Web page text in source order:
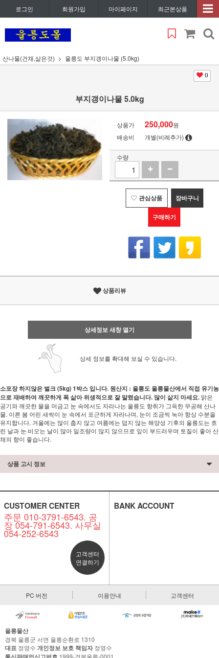
로그인 회원가입 마이페이지 최근본상품
산나물(건채,삶은것) 울릉도 부지갱이나물 (5.0kg)
0
부지갱이나물 5.0kg
상품가 250,000원
배송비
개별(비례추가)
수량
관심상품 장바구니
구매하기
상품리뷰
상세정보 새창 열기
상세 정보를 확대해 보실 수 있습니다.
소포장 하지않은 벌크 (5kg) 1박스 입니다. 원산지 : 울릉도 울릉물산에서 직접 유기농
으로 재배하여 깨끗하게 폭 삶아 위생적으로 잘 말렸습니다. 많이 삶지 마세요. 맑은
공기와 깨끗한 물을 머금고 눈 속에서도 자라나는 울릉도 향취가 그윽한 무공해 산나
물. 이른 봄 어린 새싹이 눈 속에서 포근하게 자라나며, 눈이 조금씩 녹아 항상 수분을
유지합니다. 겨울에는 많이 춥지 않고 여름에는 덥지 않는 해양성 기후의 울릉도는 흐
린 날과 눈·비오는 날이 많아 일조량이 많지 않으므로 잎이 부드러우며 토질이 좋아 산
채의 향이 좋습니다.
상품 고시 정보
CUSTOMER CENTER
주문 010-3791-6543. 공
장 054-791-6543. 사무실
054-252-6543
고객센터
연결하기
BANK ACCOUNT
PC 버전 이용안내 고객센터
울릉물산
경북 울릉군 서면 울릉순환로 1310
대표 정영수 개인정보 보호 책임자정영수